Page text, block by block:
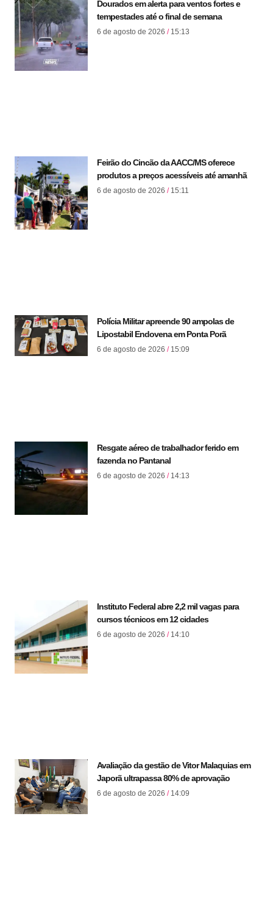
Dourados em alerta para ventos fortes e
tempestades até o final de semana
6 de agosto de 2026 15:13
Feirão do Cincão da AACC/MS oferece
produtos a preços acessíveis até amanhã
6 de agosto de 2026 15:11
Polícia Militar apreende 90 ampolas de
Lipostabil Endovena em Ponta Porã
6 de agosto de 2026 15:09
Resgate aéreo de trabalhador ferido em
fazenda no Pantanal
6 de agosto de 2026 14:13
Instituto Federal abre 2,2 mil vagas para
cursos técnicos em 12 cidades
6 de agosto de 2026 14:10
Avaliação da gestão de Vitor Malaquias em
Japorã ultrapassa 80% de aprovação
6 de agosto de 2026 14:09